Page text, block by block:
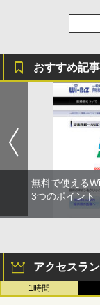
おすすめ記事
無料で使える
3つのポイント
アクセスラ
1時間